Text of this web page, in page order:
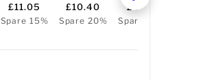
£11.05
Spare 15%
£10.40
Spare 20%
£9.49
Spare 27%